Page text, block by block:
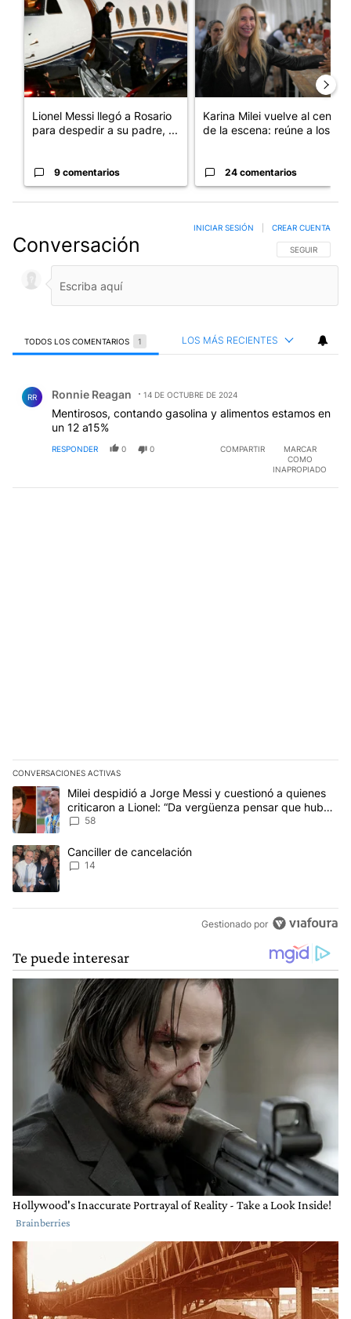
Lionel Messi llegó a Rosario
para despedir a su padre, ...
9 comentarios
Karina Milei vuelve al centro
de la escena: reúne a los...
24 comentarios
Conversación SIGA ESTA
SEGUIR
INICIAR SESIÓN CREAR CUENTA
TODOS LOS COMENTARIOS 1 LOS MÁS RECIENTES
RR Ronnie Reagan 14 DE OCTUBRE DE 2024
Mentirosos, contando gasolina y alimentos estamos en
un 12 a15%
RESPONDER 0 0 COMPARTIR
MARCAR
COMO
INAPROPIADO
CONVERSACIONES ACTIVAS
Este listado muestra los artículos con más comentarios en los
Un artículo de tendencia con el título "Milei despidió a Jorge
Milei despidió a Jorge Messi y cuestionó a quienes
criticaron a Lionel: “Da vergüenza pensar que hubo
anti-Messi”
58
Un artículo de tendencia con el título "Canciller de cancelación"
Canciller de cancelación
14
Gestionado por